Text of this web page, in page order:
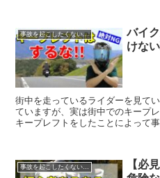
事故を起こしたくない人へ
バイ
けな
街中を走っているライダーを見て
ていますが、実は街中でのキープ
キープレフトをしたことによって
事故を起こしたくない人へ
【必